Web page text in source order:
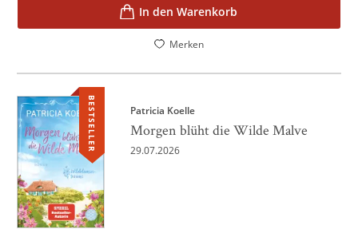
In den Warenkorb
Merken
BESTSELLER Patricia Koelle
Morgen blüht die Wilde Malve
29.07.2026